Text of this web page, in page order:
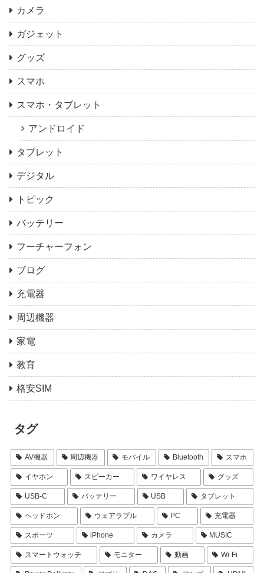
カメラ
ガジェット
グッズ
スマホ
スマホ・タブレット
アンドロイド
タブレット
デジタル
トピック
バッテリー
フーチャーフォン
ブログ
充電器
周辺機器
家電
教育
格安SIM
タグ
AV機器 周辺機器 モバイル Bluetooth スマホ
イヤホン スピーカー ワイヤレス グッズ
USB-C バッテリー USB タブレット
ヘッドホン ウェアラブル PC 充電器
スポーツ iPhone カメラ MUSIC
スマートウォッチ モニター 動画 Wi-Fi